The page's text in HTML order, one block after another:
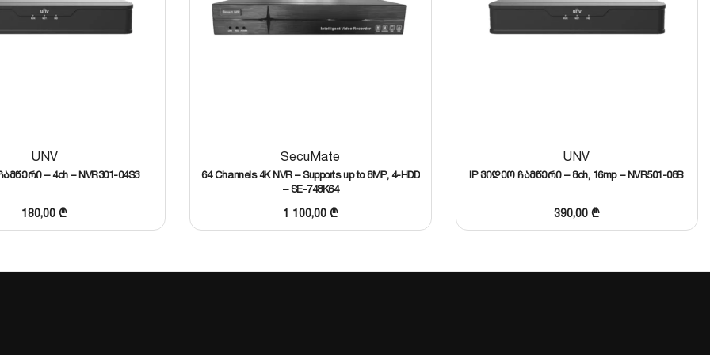
/ 3 MP / 1080p
მდე)
UNV
– 4ch – NVR301-04S3
180,00₾
SecuMate
64 Channels 4K NVR – Supports up to 8MP, 4-HDD
– SE-748K64
1 100,00 ₾
UNV
IP ვიდეო ჩამწერი – 8ch, 16mp – NVR501-08B
390,00 ₾